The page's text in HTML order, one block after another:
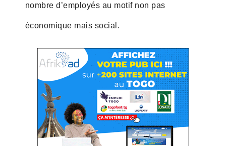
nombre d’employés au motif non pas
économique mais social.